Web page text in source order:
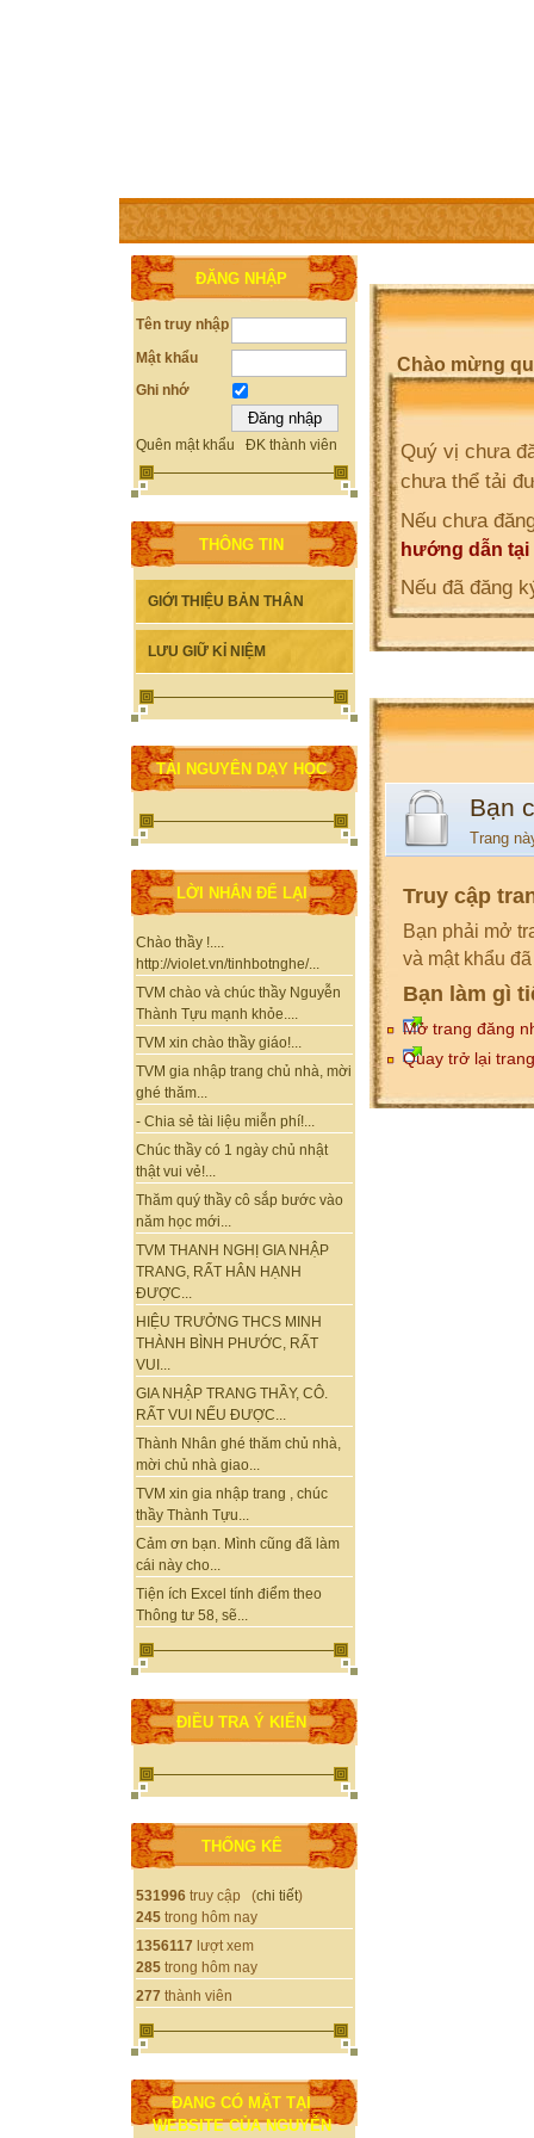
TRANG CHỦ THÀNH VIÊN TRỢ GIÚP WEBSITE
ĐĂNG NHẬP
Tên truy nhập
Mật khẩu
Ghi nhớ
Quên mật khẩu ĐK thành viên
THÔNG TIN
GIỚI THIỆU BẢN THÂN
LƯU GIỮ KỈ NIỆM
TÀI NGUYÊN DẠY HỌC
LỜI NHẮN ĐỂ LẠI
Chào thầy !....
http://violet.vn/tinhbotnghe/...
TVM chào và chúc thầy Nguyễn
Thành Tựu mạnh khỏe....
TVM xin chào thầy giáo!...
TVM gia nhập trang chủ nhà, mời
ghé thăm...
- Chia sẻ tài liệu miễn phí!...
Chúc thầy có 1 ngày chủ nhật
thật vui vẻ!...
Thăm quý thầy cô sắp bước vào
năm học mới...
TVM THANH NGHỊ GIA NHẬP
TRANG, RẤT HÂN HẠNH
ĐƯỢC...
HIỆU TRƯỞNG THCS MINH
THÀNH BÌNH PHƯỚC, RẤT
VUI...
GIA NHẬP TRANG THẦY, CÔ.
RẤT VUI NẾU ĐƯỢC...
Thành Nhân ghé thăm chủ nhà,
mời chủ nhà giao...
TVM xin gia nhập trang , chúc
thầy Thành Tựu...
Cảm ơn bạn. Mình cũng đã làm
cái này cho...
Tiện ích Excel tính điểm theo
Thông tư 58, sẽ...
ĐIỀU TRA Ý KIẾN
THỐNG KÊ
531996 truy cập (chi tiết)
245 trong hôm nay
1356117 lượt xem
285 trong hôm nay
277 thành viên
ĐANG CÓ MẶT TẠI
WEBSITE CỦA NGUYỄN
Chào mừng
Quý vị chưa
chưa thể tải
Nếu chưa
hướng dẫn tại
Nếu đã đăng
Bạn
Trang
Truy cập
Bạn phải mở
và mật khẩu
Bạn làm gì
Mở trang đăng
Quay trở lại